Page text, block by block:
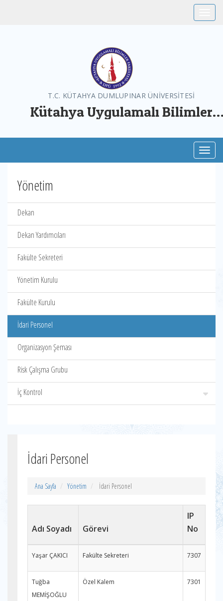
T.C. KÜTAHYA DUMLUPINAR ÜNİVERSİTESİ
Kütahya Uygulamalı Bilimler
Yönetim
Dekan
Dekan Yardımcıları
Fakülte Sekreteri
Yönetim Kurulu
Fakülte Kurulu
İdari Personel
Organizasyon Şeması
Risk Çalışma Grubu
İç Kontrol
İdari Personel
Ana Sayfa Yönetim İdari Personel
Adı Soyadı Görevi
IP
No
Yaşar ÇAKICI Fakülte Sekreteri 7307
Tuğba
MEMİŞOĞLU
Özel Kalem 7301